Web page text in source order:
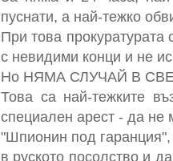
пуснати, а най-тежко
При това
с невидими конци и не
Но НЯМА СЛУЧАЙ В
Това са най-тежките
специален арест - да не
"Шпионин под
в руското посолство и